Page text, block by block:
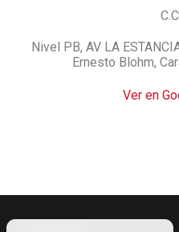
Nivel PB, AV LA
Ernesto Blohm,
Ver en